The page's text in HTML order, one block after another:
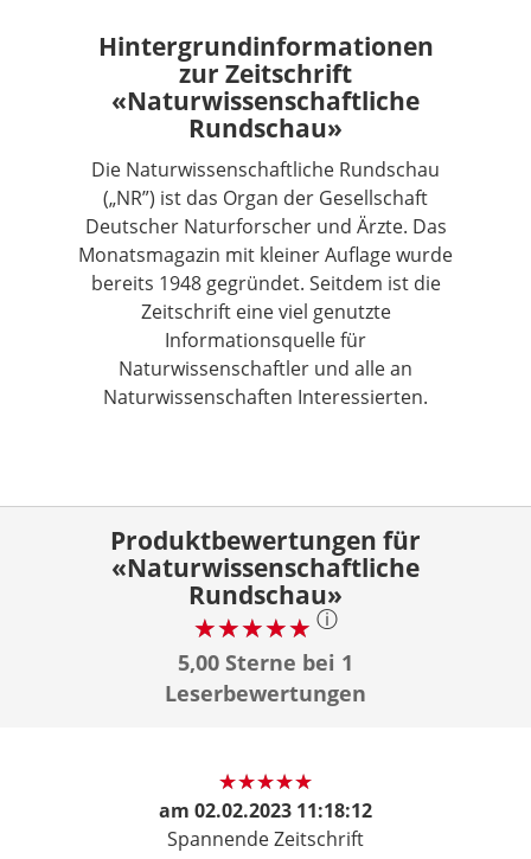
Hintergrundinformationen
zur Zeitschrift
«Naturwissenschaftliche
Rundschau»
Die Naturwissenschaftliche Rundschau
(„NR”) ist das Organ der Gesellschaft
Deutscher Naturforscher und Ärzte. Das
Monatsmagazin mit kleiner Auflage wurde
bereits 1948 gegründet. Seitdem ist die
Zeitschrift eine viel genutzte
Informationsquelle für
Naturwissenschaftler und alle an
Naturwissenschaften Interessierten.
Produktbewertungen für
«Naturwissenschaftliche
Rundschau»
ⓘ
5,00 Sterne bei 1
Leserbewertungen
am 02.02.2023 11:18:12
Spannende Zeitschrift